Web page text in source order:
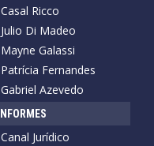
Casal Ricco
Julio Di Madeo
Mayne Galassi
Patrícia Fernandes
Gabriel Azevedo
INFORMES
Canal Jurídico